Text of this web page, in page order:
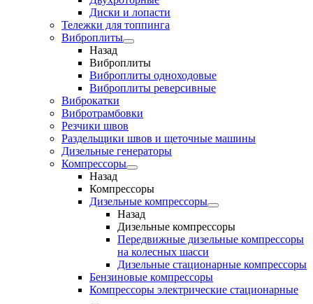
Диски и лопасти
Тележки для топпинга
Виброплиты
Назад
Виброплиты
Виброплиты одноходовые
Виброплиты реверсивные
Виброкатки
Вибротрамбовки
Резчики швов
Раздельщики швов и щеточные машины
Дизельные генераторы
Компрессоры
Назад
Компрессоры
Дизельные компрессоры
Назад
Дизельные компрессоры
Передвижные дизельные компрессоры
на колесных шасси
Дизельные стационарные компрессоры
Бензиновые компрессоры
Компрессоры электрические стационарные